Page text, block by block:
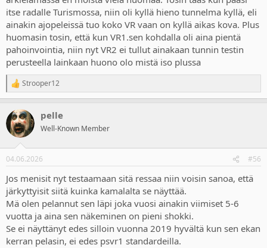
itse radalle Turismossa, niin oli kyllä hieno tunnelma kyllä, eli
ainakin ajopeleissä tuo koko VR vaan on kyllä aikas kova. Plus
huomasin tosin, että kun VR1.sen kohdalla oli aina pientä
pahoinvointia, niin nyt VR2 ei tullut ainakaan tunnin testin
perusteella lainkaan huono olo mistä iso plussa
R
e
c
t
i
s
Strooper12
pelle
Well-Known Member
04.06.2026 #56
Jos menisit nyt testaamaan sitä ressaa niin voisin sanoa, että
järkyttyisit siitä kuinka kamalalta se näyttää.
Mä olen pelannut sen läpi joka vuosi ainakin viimiset 5-6
vuotta ja aina sen näkeminen on pieni shokki.
Se ei näyttänyt edes silloin vuonna 2019 hyvältä kun sen ekan
kerran pelasin, ei edes psvr1 standardeilla.